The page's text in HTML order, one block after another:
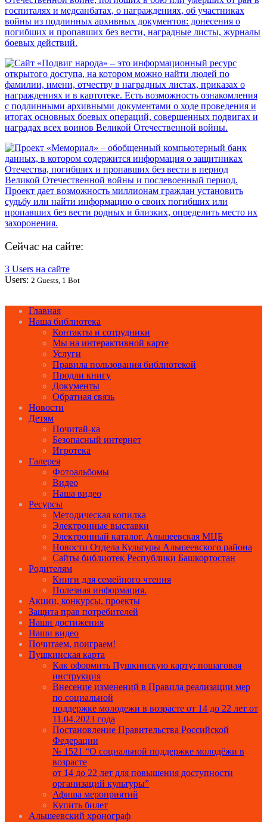
Сейчас на сайте:
3 Users на сайте
Users: 2 Guests, 1 Bot
Главная
Наша библиотека
Контакты и сотрудники
Мы на интерактивной карте
Услуги
Правила пользования библиотекой
Продли книгу
Документы
Обратная связь
Новости
Детям
Почитай-ка
Безопасный интернет
Игротека
Галерея
Фотоальбомы
Видео
Наша видео
Ресурсы
Методическая копилка
Электронные выставки
Электронный каталог. Альшеевская МЦБ
Новости Отдела Культуры Альшеевского района
Сайты библиотек Республики Башкортостан
Родителям
Книги для семейного чтения
Полезная информация.
Акции, конкурсы, проекты
Защита прав потребителей
Наши достижения
Наши видео
Почитаем, поиграем!
Пушкинская карта
Как оформить Пушкинскую карту: пошаговая
инструкция
Внесение изменений в Правила реализации мер
по социальной
поддержке молодежи в возрасте от 14 до 22 лет от
11.04.2023 года
Постановление Правительства Российской
Федерации
№ 1521 “О социальной поддержке молодёжи в
возрасте
от 14 до 22 лет для повышения доступности
организаций культуры”
Афиша мероприятий
Купить билет
Альшеевский хронограф